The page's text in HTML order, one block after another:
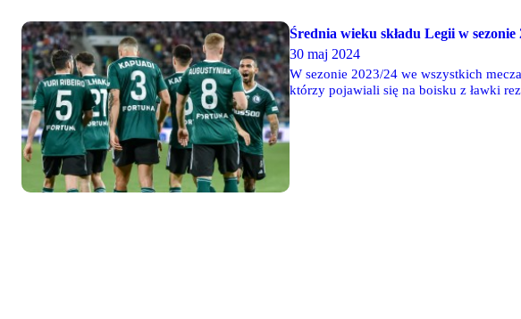
Średnia wieku składu Legii w sezonie
30 maj 2024
W sezonie 2023/24 we wszystkich
którzy pojawiali się na boisku z ławki